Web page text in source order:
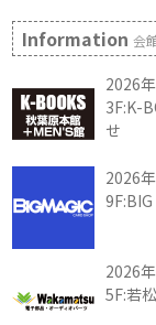
Information会
2026
3F:K-
せ
2026
2026
5F:若